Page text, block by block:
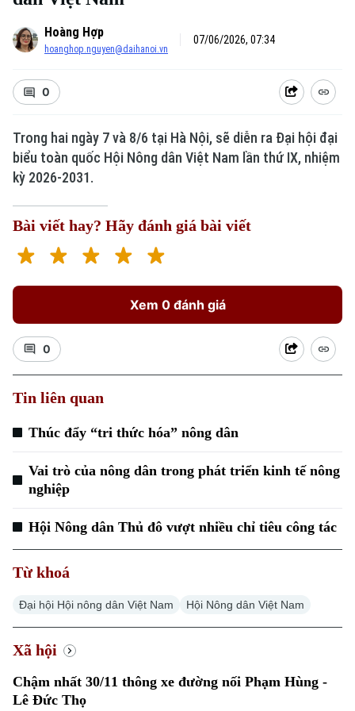
Xu hướng
Hoàng Hợp
hoanghop.nguyen@daihanoi.vn
07/06/2026, 07:34
0
Trong hai ngày 7 và 8/6 tại Hà Nội, sẽ diễn ra Đại hội đại
biểu toàn quốc Hội Nông dân Việt Nam lần thứ IX, nhiệm
kỳ 2026-2031.
Bài viết hay? Hãy đánh giá bài viết
Xem 0 đánh giá
0
Tin liên quan
Thúc đẩy “tri thức hóa” nông dân
Vai trò của nông dân trong phát triển kinh tế nông
nghiệp
Hội Nông dân Thủ đô vượt nhiều chỉ tiêu công tác
Từ khoá
Đại hội Hội nông dân Việt Nam Hội Nông dân Việt Nam
Xã hội
Chậm nhất 30/11 thông xe đường nối Phạm Hùng -
Lê Đức Thọ